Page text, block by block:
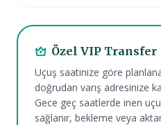
Özel VIP Transfer
Uçuş saatinize göre
doğrudan varış adresinize
Gece geç saatlerde inen
sağlanır, bekleme veya